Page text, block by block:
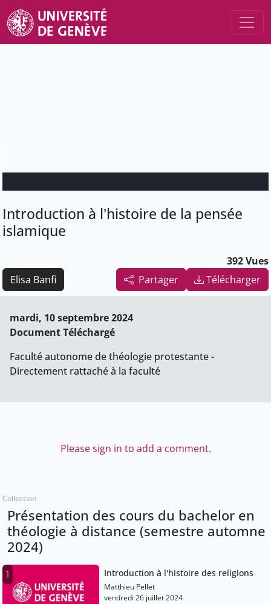
Introduction à l'histoire de la pensée
islamique
392 Vues
Partager
Télécharger
Elisa Banfi
mardi, 10 septembre 2024
Document Téléchargé
Faculté autonome de théologie protestante -
Directement rattaché à la faculté
Please sign in to add a comment.
Collection
Présentation des cours du bachelor en
théologie à distance (semestre automne
2024)
1 Introduction à l'histoire des religions
Matthieu Pellet
vendredi 26 juillet 2024